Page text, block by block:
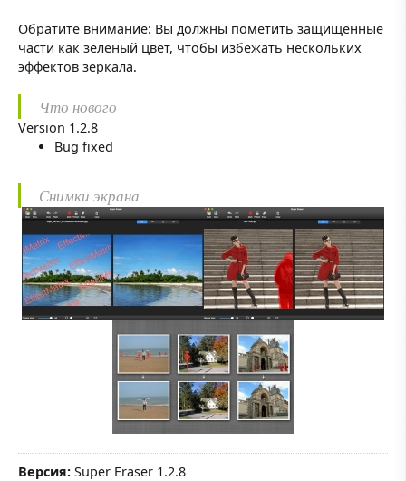
Обратите внимание: Вы должны пометить защищенные
части как зеленый цвет, чтобы избежать нескольких
эффектов зеркала.
Что нового
Version 1.2.8
Bug fixed
Снимки экрана
Версия: Super Eraser 1.2.8